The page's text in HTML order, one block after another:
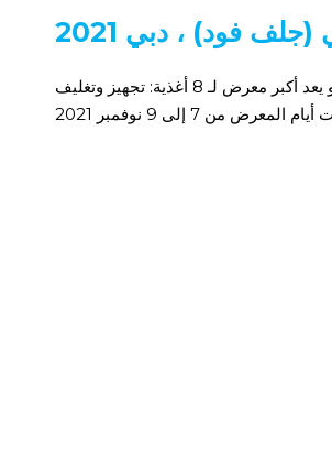
(جلف فود) ، دبي
شاركت سابن في معرض الأطعمة الخليجي (جلف فود) 2021 ؛ وهو يعد أكبر معرض لـ 8 أغذية: تجهيز وتغليف
7 إلى 9 نوفمبر 2021